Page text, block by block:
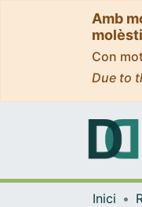
Amb
Con
Due to
Inici